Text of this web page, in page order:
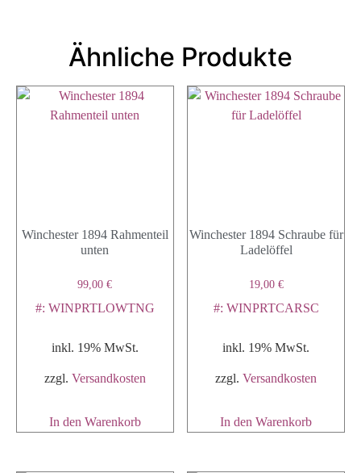
Ähnliche Produkte
Winchester 1894 Rahmenteil
unten
99,00€
#: WINPRTLOWTNG
inkl. 19% MwSt.
zzgl. Versandkosten
In den Warenkorb
Winchester 1894 Schraube für
Ladelöffel
19,00 €
#: WINPRTCARSC
inkl. 19% MwSt.
zzgl.Versandkosten
In den Warenkorb